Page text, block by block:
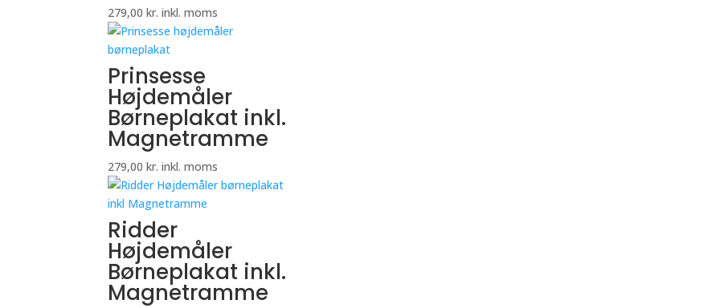
279,00kr. inkl. moms
Prinsesse
Højdemåler
Børneplakat inkl.
Magnetramme
279,00kr. inkl. moms
Ridder
Højdemåler
Børneplakat inkl.
Magnetramme